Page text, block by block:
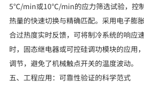
5℃/min或10℃/min的应力筛选试验，控
热量的快速切换与精确匹配。采用电子膨
合过热度实时反馈，可将制冷系统的响应
时，固态继电器或可控硅调功模块的应用
调节，避免了机械触点开关的温度波动。
五、工程应用：可靠性验证的科学范式